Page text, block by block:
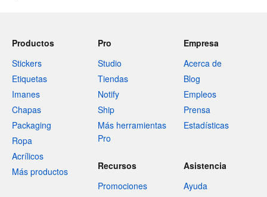
Productos
Stickers
Etiquetas
Imanes
Chapas
Packaging
Ropa
Acrílicos
Más productos
Pro
Studio
Tiendas
Notify
Ship
Más herramientas
Pro
Empresa
Acerca de
Blog
Empleos
Prensa
Estadísticas
Recursos
Promociones
Asistencia
Ayuda